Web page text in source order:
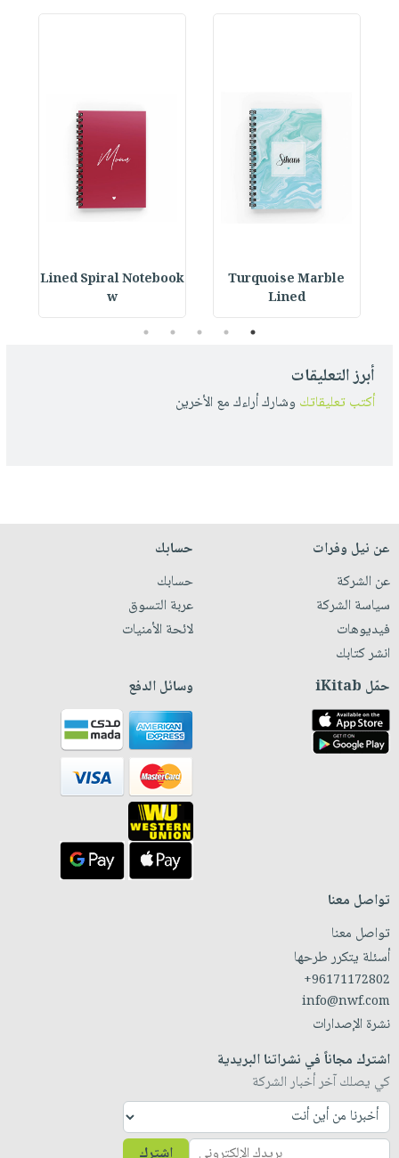
Turquoise Marble
Lined
Lined Spiral Notebook
w
1
2
3
4
5
أبرز التعليقات
أكتب تعليقاتك وشارك أراءك مع الأخرين
عن نيل وفرات
عن الشركة
سياسة الشركة
فيديوهات
انشر كتابك
حسابك
حسابك
عربة التسوق
لائحة الأمنيات
حمّل iKitab وسائل الدفع
تواصل معنا
تواصل معنا
أسئلة يتكرر طرحها
+96171172802
info@nwf.com
نشرة الإصدارات
اشترك مجاناً في نشراتنا البريدية
كي يصلك آخر أخبار الشركة